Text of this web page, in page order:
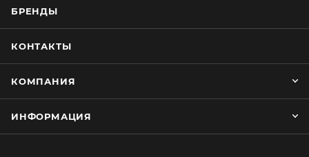
БРЕНДЫ
КОНТАКТЫ
КОМПАНИЯ
ИНФОРМАЦИЯ